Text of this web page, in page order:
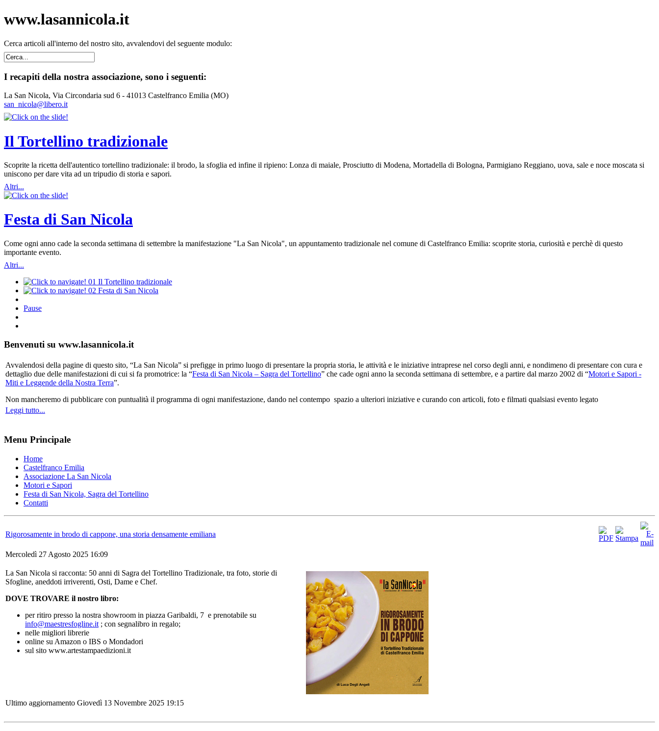
www.lasannicola.it
Cerca articoli all'interno del nostro sito, avvalendovi del seguente modulo:
I recapiti della nostra associazione, sono i seguenti:
La San Nicola, Via Circondaria sud 6 - 41013 Castelfranco Emilia (MO)
san_nicola@libero.it
Il Tortellino tradizionale
Scoprite la ricetta dell'autentico tortellino tradizionale: il brodo, la sfoglia ed infine il ripieno: Lonza di maiale, Prosciutto di Modena, Mortadella di Bologna, Parmigiano Reggiano, uova, sale e noce moscata si
uniscono per dare vita ad un tripudio di storia e sapori.
Altri...
Festa di San Nicola
Come ogni anno cade la seconda settimana di settembre la manifestazione "La San Nicola", un appuntamento tradizionale nel comune di Castelfranco Emilia: scoprite storia, curiosità e perchè di questo
importante evento.
Altri...
01 Il Tortellino tradizionale
02 Festa di San Nicola
Pause
Benvenuti su www.lasannicola.it
Avvalendosi della pagine di questo sito, “La San Nicola” si prefigge in primo luogo di presentare la propria storia, le attività e le iniziative intraprese nel corso degli anni, e nondimeno di presentare con cura e
dettaglio due delle manifestazioni di cui si fa promotrice: la “Festa di San Nicola – Sagra del Tortellino” che cade ogni anno la seconda settimana di settembre, e a partire dal marzo 2002 di “Motori e Sapori -
Miti e Leggende della Nostra Terra”.
Non mancheremo di pubblicare con puntualità il programma di ogni manifestazione, dando nel contempo spazio a ulteriori iniziative e curando con articoli, foto e filmati qualsiasi evento legato
Leggi tutto...
Menu Principale
Home
Castelfranco Emilia
Associazione La San Nicola
Motori e Sapori
Festa di San Nicola, Sagra del Tortellino
Contatti
Rigorosamente in brodo di cappone, una storia densamente emiliana
Mercoledì 27 Agosto 2025 16:09
La San Nicola si racconta: 50 anni di Sagra del Tortellino Tradizionale, tra foto, storie di
Sfogline, aneddoti irriverenti, Osti, Dame e Chef.
DOVE TROVARE il nostro libro:
per ritiro presso la nostra showroom in piazza Garibaldi, 7 e prenotabile su
info@maestresfogline.it ; con segnalibro in regalo;
nelle migliori librerie
online su Amazon o IBS o Mondadori
sul sito www.artestampaedizioni.it
Ultimo aggiornamento Giovedì 13 Novembre 2025 19:15